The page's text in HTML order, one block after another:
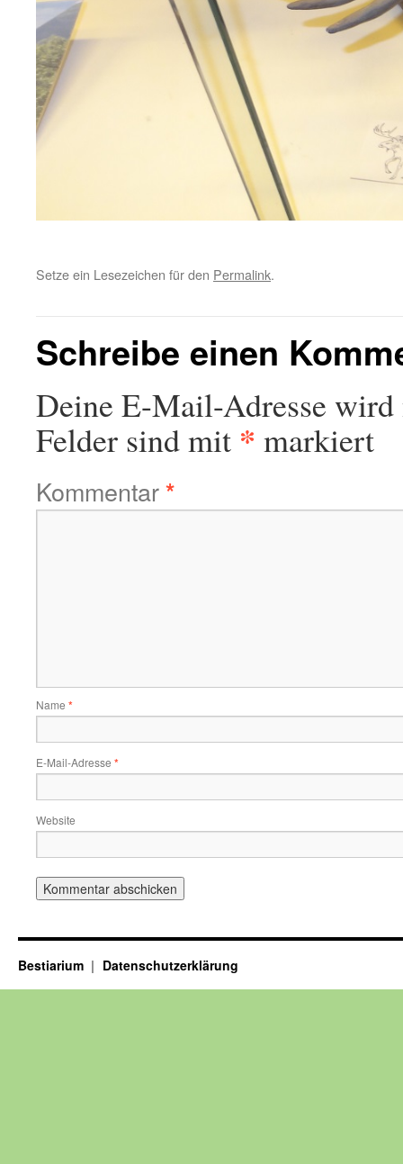
Setze ein Lesezeichen für den Permalink.
Schreibe einen
Deine E-Mail-Adresse
Felder sind mit * markiert
Kommentar*
Name *
E-Mail-Adresse *
Website
Bestiarium Datenschutzerklärung